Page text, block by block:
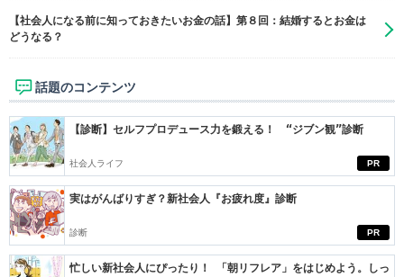
【社会人になる前に知っておきたいお金の話】第８回：結婚するとお金は
どうなる？
話題のコンテンツ
PR
【診断】セルフプロデュース力を鍛える！ “ジブン観”診断
社会人ライフ
PR
実はがんばりすぎ？新社会人『お疲れ度』診断
診断
忙しい新社会人にぴったり！ 「朝リフレア」をはじめよう。しっ